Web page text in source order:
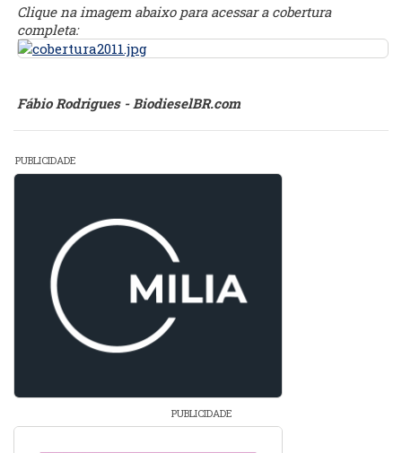
Clique na imagem abaixo para acessar a cobertura
completa:
Fábio Rodrigues - BiodieselBR.com
PUBLICIDADE
PUBLICIDADE